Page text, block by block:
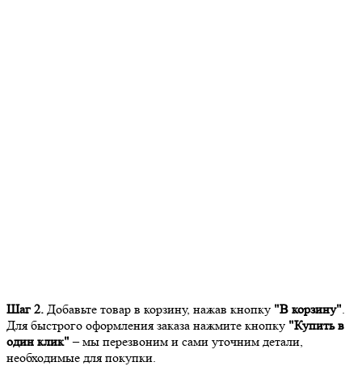
Шаг 2. Добавьте товар в корзину, нажав кнопку "В корзину".
Для быстрого оформления заказа нажмите кнопку "Купить в
один клик" – мы перезвоним и сами уточним детали,
необходимые для покупки.